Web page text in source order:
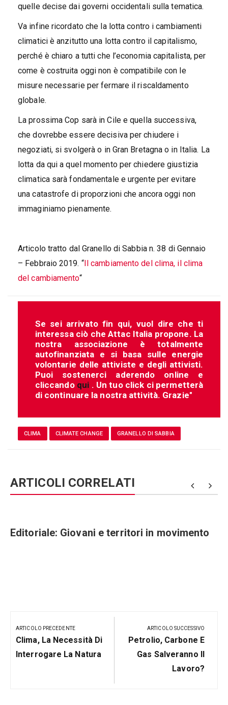
quelle decise dai governi occidentali sulla tematica.
Va infine ricordato che la lotta contro i cambiamenti
climatici è anzitutto una lotta contro il capitalismo,
perché è chiaro a tutti che l’economia capitalista, per
come è costruita oggi non è compatibile con le
misure necessarie per fermare il riscaldamento
globale.
La prossima Cop sarà in Cile e quella successiva,
che dovrebbe essere decisiva per chiudere i
negoziati, si svolgerà o in Gran Bretagna o in Italia. La
lotta da qui a quel momento per chiedere giustizia
climatica sarà fondamentale e urgente per evitare
una catastrofe di proporzioni che ancora oggi non
immaginiamo pienamente.
Articolo tratto dal Granello di Sabbia n. 38 di Gennaio
– Febbraio 2019. “Il cambiamento del clima, il clima
del cambiamento“
Se sei arrivato fin qui, vuol dire che ti
interessa ciò che Attac Italia propone. La
nostra associazione è totalmente
autofinanziata e si basa sulle energie
volontarie delle attiviste e degli attivisti.
Puoi sostenerci aderendo online e
cliccando qui . Un tuo click ci permetterà
di continuare la nostra attività. Grazie"
CLIMA CLIMATE CHANGE GRANELLO DI SABBIA
ARTICOLI CORRELATI
Editoriale: Giovani e territori in movimento
articoli
ARTICOLO PRECEDENTE
Articolo
Precedente:
Clima, La Necessità Di
Interrogare La Natura
ARTICOLO SUCCESSIVO
Prossimo
Post
Petrolio, Carbone E
Gas Salveranno Il
Lavoro?